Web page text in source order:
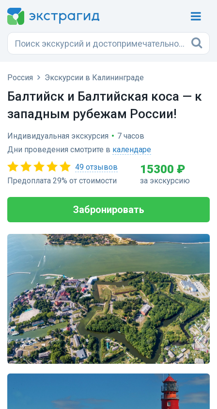
Россия Экскурсии в Калининграде
Балтийск и Балтийская коса — к
западным рубежам России!
Индивидуальная экскурсия • 7 часов
Дни проведения смотрите в календаре
49 отзывов
Предоплата 29% от стоимости
15300 ₽
за экскурсию
Забронировать